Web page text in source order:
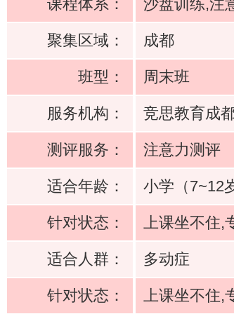
课程体系： 沙盘训练,注
聚集区域： 成都
班型： 周末班
服务机构： 竞思教育成
测评服务： 注意力测评
适合年龄： 小学（7~12
针对状态： 上课坐不住,
适合人群： 多动症
针对状态： 上课坐不住,